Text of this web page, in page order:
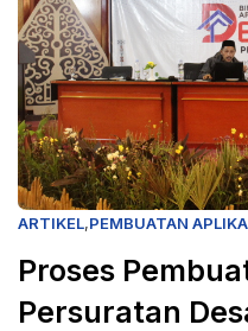
ARTIKEL,PEMBUATAN
Proses
Persuratan